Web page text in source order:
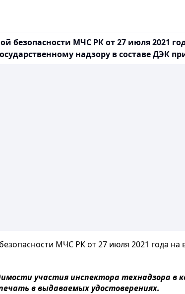
МЧС РК от 27 июля 2021
надзору в составе ДЭК
МЧС РК от 27 июля 2021 года на
участия инспектора технадзора в
в выдаваемых удостоверениях.